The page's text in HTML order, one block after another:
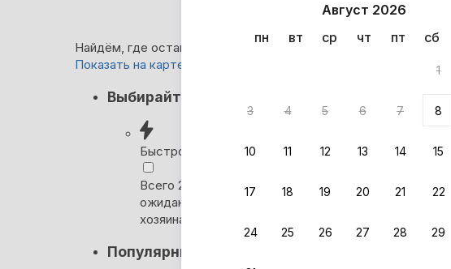
Август 2026
пн
вт ср чт пт сб
1
3 4 5 6 7 8
10 11 12 13 14 15
17 18 19 20 21 22
24 25 26 27 28 29
Найдём, где остановиться в Москве: 168 вариантов
Показать на карте
Выбирайте лучшее
Быстрое бронирование
Всего 2 минуты, без
ожидания ответа от
хозяина
Популярные фильтры
Вернём бонусами
Суперхозяин